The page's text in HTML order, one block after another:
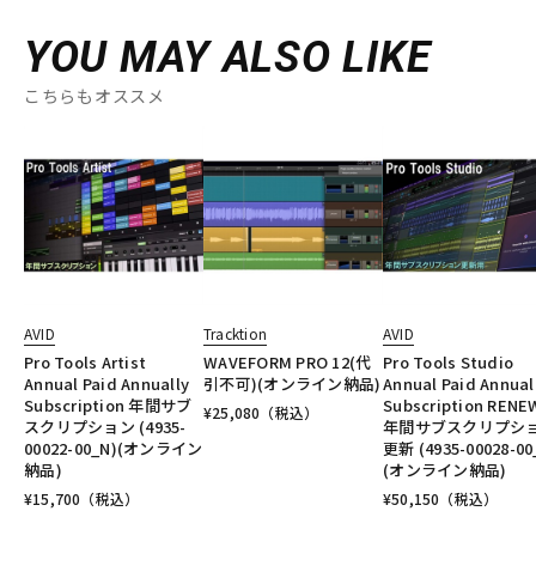
YOU MAY ALSO LIKE
こちらもオススメ
AVID
Pro Tools Artist
Annual Paid Annually
Subscription 年間サブ
スクリプション (4935-
00022-00_N)(オンライン
納品)
¥15,700 （税込）
Tracktion
WAVEFORM PRO 12(代
引不可)(オンライン納品)
¥25,080 （税込）
AVID
Pro Tools Studio
Annual Paid
Subscription
年間サブスクリプシ
更新 (4935-00028-
(オンライン納品)
¥50,150 （税込）